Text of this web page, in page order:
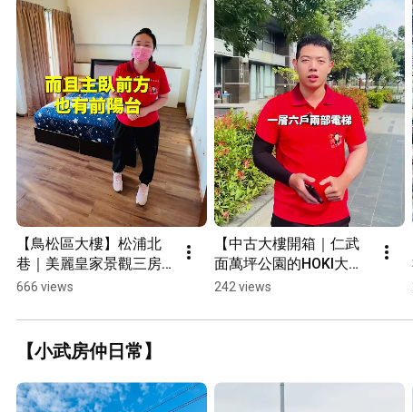
【鳥松區大樓】松浦北
巷｜美麗皇家景觀三房
｜開價５９８萬 #優質
景觀
666 views
【中古大樓開箱｜仁武
面萬坪公園的HOKI大樓
】#小武線上賞屋 #萬坪
武 #中古大樓 #shorts
242 views
【小武房仲日常】